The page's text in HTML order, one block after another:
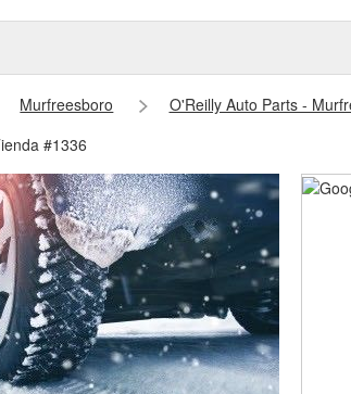
Murfreesboro
O'Reilly Auto Parts -
#1336